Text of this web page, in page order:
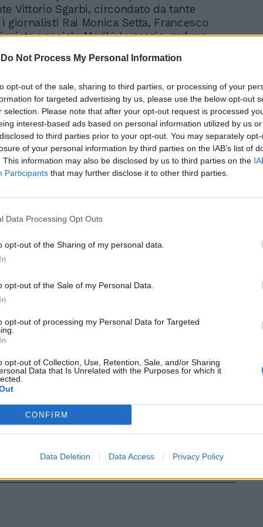
Do Not Process My Personal Information
opt-out of the sale, sharing to third parties, or processing of your
for targeted advertising by us, please use the below opt-out
selection. Please note that after your opt-out request is processed
interest-based ads based on personal information utilized by us
to third parties prior to your opt-out. You may separately
of your personal information by third parties on the IAB’s list of
This information may also be disclosed by us to third parties on the
Participants that may further disclose it to other third parties.
Data Processing Opt Outs
opt-out of the Sharing of my personal data.
opt-out of the Sale of my Personal Data.
opt-out of processing my Personal Data for Targeted
opt-out of Collection, Use, Retention, Sale, and/or Sharing
Data that Is Unrelated with the Purposes for which it
CONFIRM
Data Deletion Data Access Privacy Policy
Vittorio Sgarbi, circondato da tante
giornalisti Rai Monica Setta, Francesco
speciale Marilù Lucrezio, reduce
di origine pugliese come il padrone di
Dattis e Dario Damiani. Tante anche le
di Benedetta Pezzella Vernola, tra cui
con il marito Vincenzo, Flavia
Giordano, Daniela Jacorossi, Fanny
l'onorevole Marco Rizzo è sopraggiunto
il suo ultimo libro “URSS a 100
sovietica”, di cui l'ex collega
durante tutta la serata. Non sono
e Giuliano Dentice di Frasso, nel cui
recentemente tenuta una bellissima
con il cugino del festeggiato
Y Royo, Duca di Taurisano. Cena a
bianco innaffiata da Santero.
In
americana